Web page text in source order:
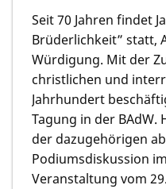
Seit 70 Jahren findet
Brüderlichkeit” statt,
Würdigung. Mit der
christlichen und
Jahrhundert
Tagung in der BAdW.
der dazugehörigen
Podiumsdiskussion
Veranstaltung vom